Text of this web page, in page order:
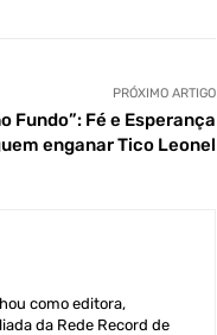
PRÓXIMO ARTIGO
Fundo”: Fé e Esperança
enganar Tico Leonel
como editora,
da Rede Record de